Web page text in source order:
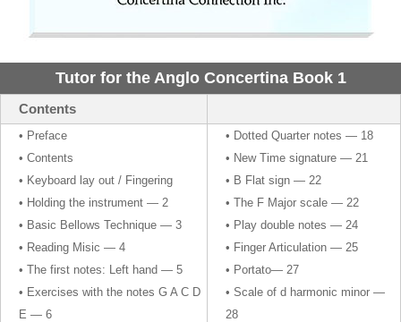
Tutor for the Anglo Concertina Book 1
Contents
• Preface
• Contents
• Keyboard lay out / Fingering
• Holding the instrument — 2
• Basic Bellows Technique — 3
• Reading Misic — 4
• The first notes: Left hand — 5
• Exercises with the notes G A C D
E — 6
• Dotted Quarter notes — 18
• New Time signature — 21
• B Flat sign — 22
• The F Major scale — 22
• Play double notes — 24
• Finger Articulation — 25
• Portato— 27
• Scale of d harmonic minor —
28